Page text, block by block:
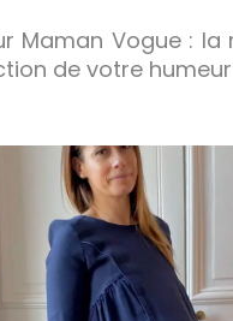
Maman Vogue :
de votre